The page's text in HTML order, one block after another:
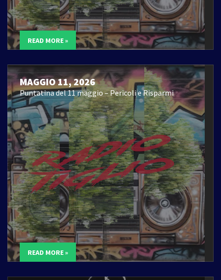
READ MORE »
MAGGIO 11, 2026
Puntatina del 11 maggio – Pericoli e Risparmi
READ MORE »